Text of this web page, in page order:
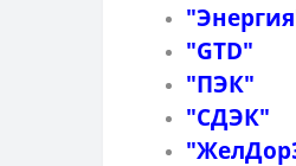
"GTD"
"ПЭК"
"СДЭК"